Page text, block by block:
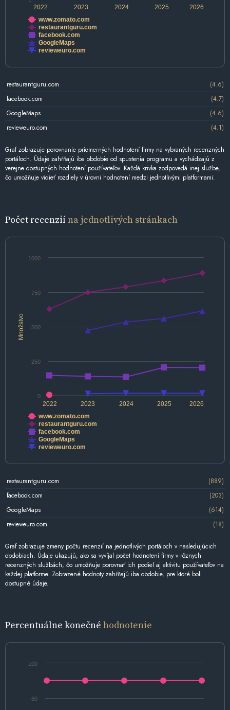
2022 2024 2026
2023 2025
www.zomato.com
restaurantguru.com
facebook.com
GoogleMaps
revieweuro.com
restaurantguru.com
(4.6)
facebook.com
(4.7)
GoogleMaps
(4.6)
revieweuro.com
(4.1)
Graf zobrazuje porovnanie priemerných hodnotení firmy na vybraných recenzných
portáloch. Údaje zahŕňajú iba obdobie od spustenia programu a vychádzajú z
verejne dostupných hodnotení používateľov. Každá krivka zodpovedá inej službe,
čo umožňuje vidieť rozdiely v úrovni hodnotení medzi jednotlivými platformami.
Počet recenziína jednotlivých stránkach
Množstvo
2022 2024 2026
2023 2025
0
1000
250
500
750
www.zomato.com
restaurantguru.com
facebook.com
GoogleMaps
revieweuro.com
restaurantguru.com
(889)
facebook.com
(203)
GoogleMaps
(614)
revieweuro.com
(18)
Graf zobrazuje zmeny počtu recenzií na jednotlivých portáloch v nasledujúcich
obdobiach. Údaje ukazujú, ako sa vyvíjal počet hodnotení firmy v rôznych
recenzných službách, čo umožňuje porovnať ich podiel aj aktivitu používateľov na
každej platforme. Zobrazené hodnoty zahŕňajú iba obdobie, pre ktoré boli
dostupné údaje.
Percentuálne konečné hodnotenie
80
100